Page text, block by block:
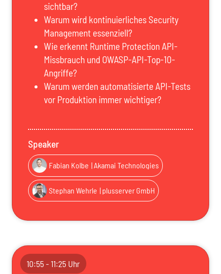
sichtbar?
Warum wird kontinuierliches Security
Management essenziell?
Wie erkennt Runtime Protection API-
Missbrauch und OWASP-API-Top-10-
Angriffe?
Warum werden automatisierte API-Tests
vor Produktion immer wichtiger?
Speaker
Fabian Kolbe | Akamai Technologies
Stephan Wehrle | plusserver GmbH
10:55 - 11:25 Uhr